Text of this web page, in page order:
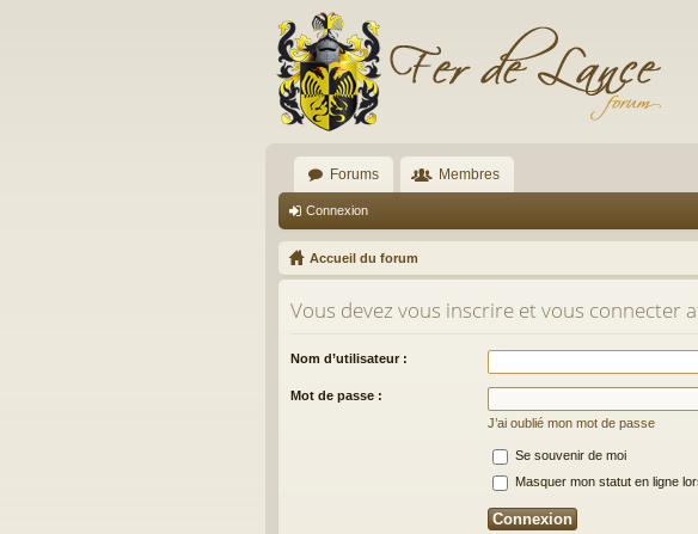
Forums Membres
Connexion
Accueil du forum
Vous devez vous inscrire et vous connecter
Nom d’utilisateur :
Mot de passe :
J’ai oublié mon mot de passe
Se souvenir de moi
Masquer mon statut en ligne